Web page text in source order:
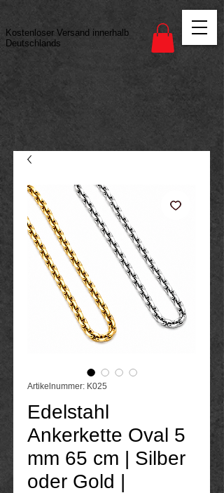
Kostenloser Versand innerhalb
Deutschlands
Artikelnummer: K025
Edelstahl
Ankerkette Oval 5
mm 65 cm | Silber
oder Gold |